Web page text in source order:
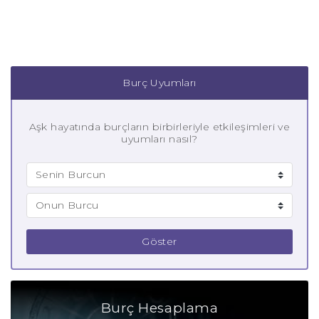
Burç Uyumları
Aşk hayatında burçların birbirleriyle etkileşimleri ve
uyumları nasıl?
Göster
Burç Hesaplama